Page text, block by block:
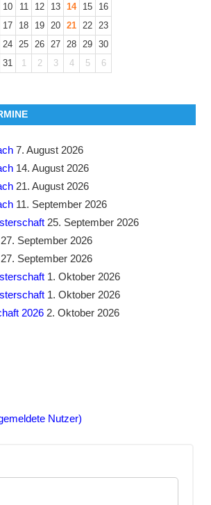
10
11 12 13 14 15
16
17
18 19 20 21 22
23
24
25 26 27 28 29 30
31
1 2 3 4 5 6
7. August 2026
14. August 2026
21. August 2026
11. September 2026
25. September 2026
27. September 2026
27. September 2026
1. Oktober 2026
1. Oktober 2026
2026 2. Oktober 2026
Nutzer)